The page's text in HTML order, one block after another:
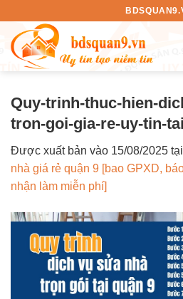
nội
dung
Quy-trinh-thuc-hien-
tron-goi-gia-re-uy-tin-
Được xuất bản vào 15/08/2025 tại
nhà giá rẻ quận 9 [bao GPXD,
nhận làm miễn phí]